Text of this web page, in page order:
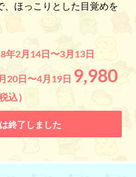
、ほっこりとした目覚めを
年2月14日〜3月13日
20日〜4月19日 9,980
込）
終了しました